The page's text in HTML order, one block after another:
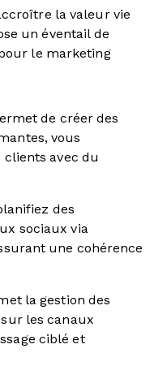
la valeur vie
un éventail de
le marketing
de créer des
vous
avec du
des
sociaux via
une cohérence
la gestion des
les canaux
ciblé et